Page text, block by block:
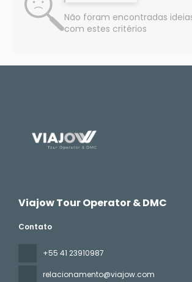
Não foram encontradas
com estes critérios
Viajow Tour Operator & DMC
Contato
+55 41 23910987
relacionamento@viajow.com